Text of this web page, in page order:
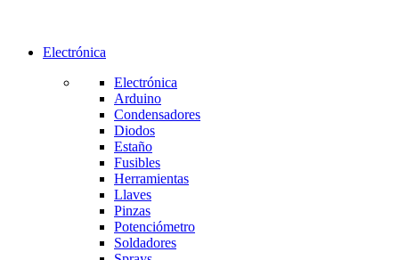
Electrónica
Electrónica
Arduino
Condensadores
Diodos
Estaño
Fusibles
Herramientas
Llaves
Pinzas
Potenciómetro
Soldadores